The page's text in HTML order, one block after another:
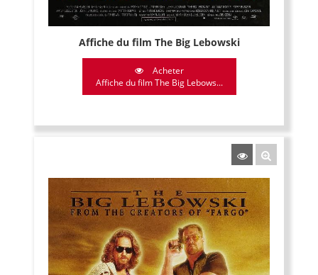
Affiche du film The Big Lebowski
Acheter
Affiche du film The Big Lebows...